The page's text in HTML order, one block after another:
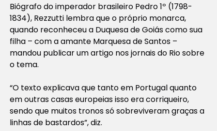
Biógrafo do imperador brasileiro Pedro 1º (1798-
1834), Rezzutti lembra que o próprio monarca,
quando reconheceu a Duquesa de Goiás como sua
filha – com a amante Marquesa de Santos –
mandou publicar um artigo nos jornais do Rio sobre
o tema.
“O texto explicava que tanto em Portugal quanto
em outras casas europeias isso era corriqueiro,
sendo que muitos tronos só sobreviveram graças a
linhas de bastardos”, diz.